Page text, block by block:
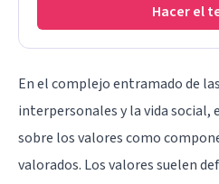
Hacer el
En el complejo entramado de
interpersonales y la vida social,
sobre los valores como
valorados. Los valores suelen